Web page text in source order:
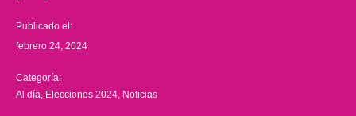
Publicado el:
febrero 24, 2024
Categoría:
Al día Elecciones 2024 Noticias